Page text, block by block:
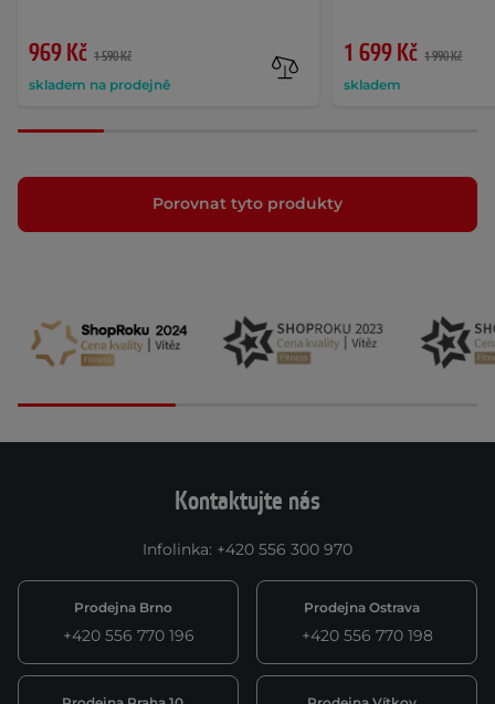
969 Kč 1 590 Kč
skladem na prodejně
1 699 Kč 1 990 Kč
skladem
Porovnat tyto produkty
Kontaktujte nás
Infolinka: +420 556 300 970
Prodejna Brno
+420 556 770 196
Prodejna Ostrava
+420 556 770 198